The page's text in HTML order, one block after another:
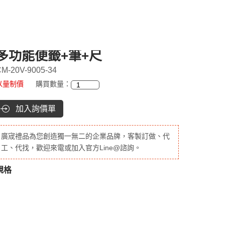
功能便籤+筆+尺
20V-9005-34
量制價 購買數量：
加入詢價單
廣宬禮品為您創造獨一無二的企業品牌，客製訂做、代
工、代找，歡迎來電或加入官方Line@諮詢。
格